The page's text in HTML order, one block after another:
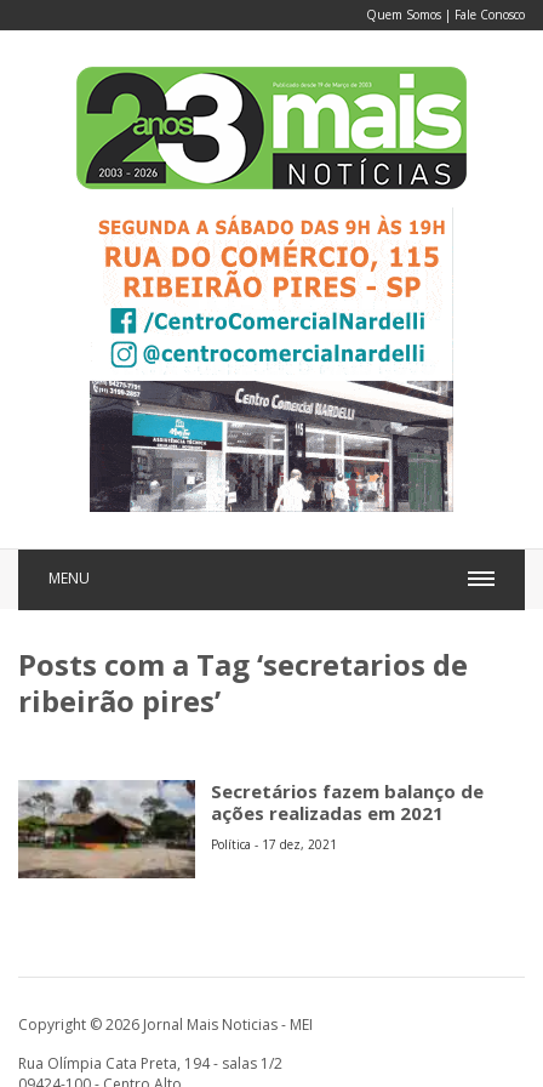
Quem Somos | Fale Conosco
MENU
Posts com a Tag ‘secretarios de
ribeirão pires’
Secretários fazem balanço de
ações realizadas em 2021
Política - 17 dez, 2021
Copyright © 2026 Jornal Mais Noticias - MEI
Rua Olímpia Cata Preta, 194 - salas 1/2